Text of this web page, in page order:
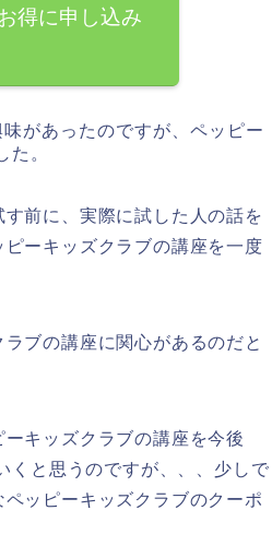
得に申し込み
があったのですが、ペッピー
。
前に、実際に試した人の話を
ーキッズクラブの講座を一度
ブの講座に関心があるのだと
キッズクラブの講座を今後
くと思うのですが、、、少しで
ッピーキッズクラブのクーポ